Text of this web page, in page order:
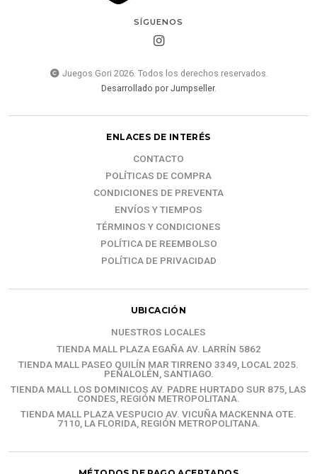
SÍGUENOS
Juegos Gori 2026. Todos los derechos reservados.
Desarrollado por Jumpseller.
ENLACES DE INTERÉS
CONTACTO
POLÍTICAS DE COMPRA
CONDICIONES DE PREVENTA
ENVÍOS Y TIEMPOS
TÉRMINOS Y CONDICIONES
POLÍTICA DE REEMBOLSO
POLÍTICA DE PRIVACIDAD
UBICACIÓN
NUESTROS LOCALES
TIENDA MALL PLAZA EGAÑA AV. LARRÍN 5862
TIENDA MALL PASEO QUILÍN MAR TIRRENO 3349, LOCAL 2025.
PEÑALOLÉN, SANTIAGO.
TIENDA MALL LOS DOMINICOS AV. PADRE HURTADO SUR 875, LAS
CONDES, REGIÓN METROPOLITANA.
TIENDA MALL PLAZA VESPUCIO AV. VICUÑA MACKENNA OTE.
7110, LA FLORIDA, REGIÓN METROPOLITANA.